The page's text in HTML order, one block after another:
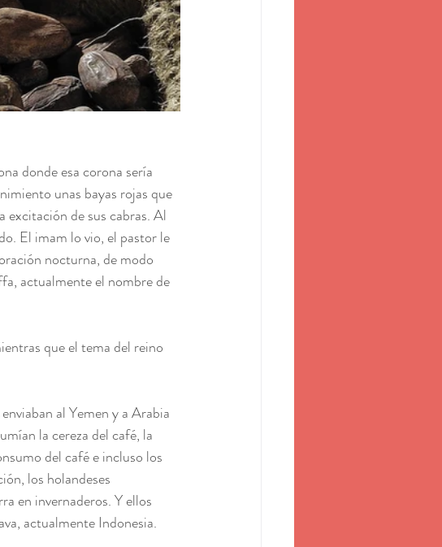
donde esa corona sería
unas bayas rojas que
excitación de sus cabras. Al
El imam lo vio, el pastor le
nocturna, de modo
actualmente el nombre de
que el tema del reino
al Yemen y a Arabia
la cereza del café, la
del café e incluso los
los holandeses
en invernaderos. Y ellos
actualmente Indonesia.